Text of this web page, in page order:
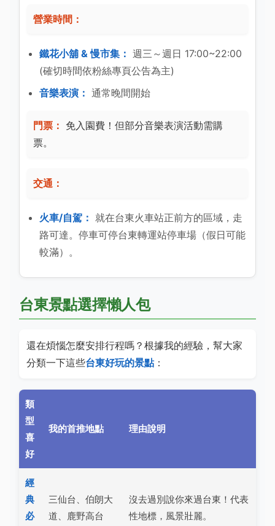
營業時間：
鐵花小舖 & 慢市集： 週三～週日 17:00~22:00
(確切時間依粉絲專頁公告為主)
音樂表演： 通常晚間開始
門票： 免入園費！但部分音樂表演活動需購
票。
交通：
火車/自駕： 就在台東火車站正前方的區域，走
路可達。停車可停台東轉運站停車場（假日可能
較滿）。
台東景點選擇懶人包
還在煩惱怎麼安排行程嗎？根據我的經驗，幫大家
分類一下這些台東好玩的景點：
類
型
喜
好
我的首推地點 理由說明
經
典
必
三仙台、伯朗大
道、鹿野高台
沒去過別說你來過台東！代表
性地標，風景壯麗。